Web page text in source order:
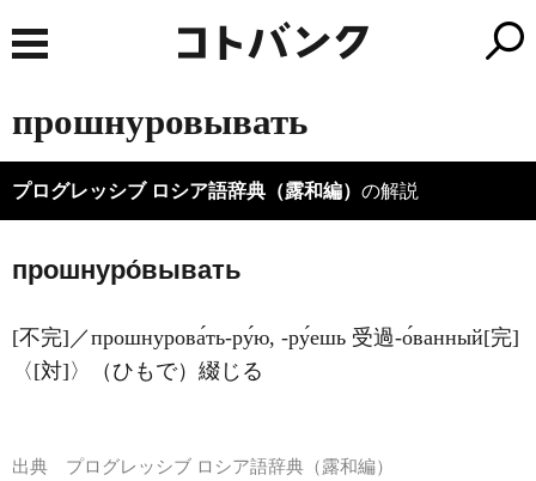
прошнуровывать
プログレッシブ ロシア語辞典（露和編） の解説
прошнуро́вывать
[不完]／прошнурова́ть-ру́ю, -ру́ешь 受過-о́ванный[完]
〈[対]〉（ひもで）綴じる
出典 プログレッシブ ロシア語辞典（露和編）